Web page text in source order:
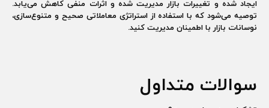
ایجاد شده و تغییرات بازار مدیریت شده و اثرات منفی کاهش می‌یابد.
توصیه می‌شود که با استفاده از استراتژی معاملاتی صحیح و متنوع‌سازی،
نوسانات بازار با اطمینان مدیریت کنید.
سوالات متداول